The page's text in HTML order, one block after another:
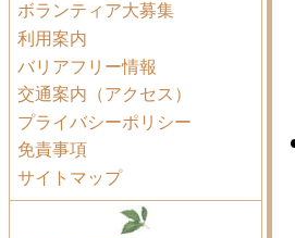
ボランティア大募集
利用案内
バリアフリー情報
交通案内（アクセス）
プライバシーポリシー
免責事項
サイトマップ